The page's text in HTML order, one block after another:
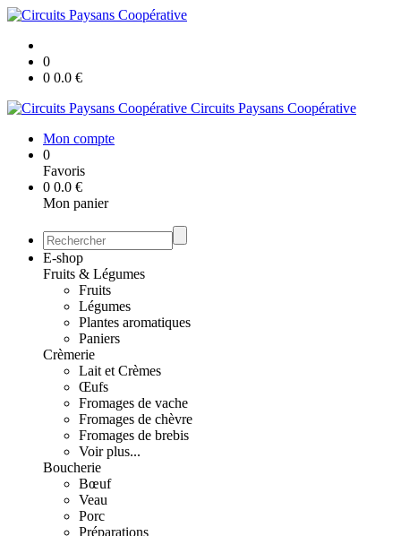
0
0 0.0 €
Circuits Paysans Coopérative
Mon compte
0
Favoris
0 0.0 €
Mon panier
E-shop
Fruits & Légumes
Fruits
Légumes
Plantes aromatiques
Paniers
Crèmerie
Lait et Crèmes
Œufs
Fromages de vache
Fromages de chèvre
Fromages de brebis
Voir plus...
Boucherie
Bœuf
Veau
Porc
Préparations